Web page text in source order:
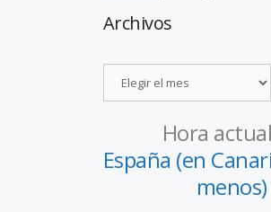
Archivos
Hora
España (en
menos)